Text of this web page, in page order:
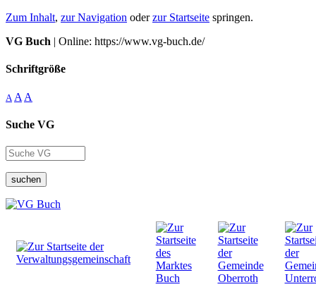
Zum Inhalt, zur Navigation oderzur Startseite springen.
VG Buch | Online: https://www.vg-buch.de/
Schriftgröße
A A A
Suche VG
suchen